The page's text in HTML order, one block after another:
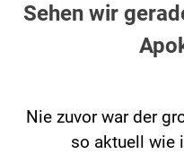
Sehen wir
Nie zuvor war der
so aktuell wie